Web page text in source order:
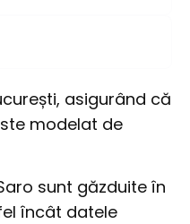
asigurând că
modelat de
sunt găzduite în
încât datele